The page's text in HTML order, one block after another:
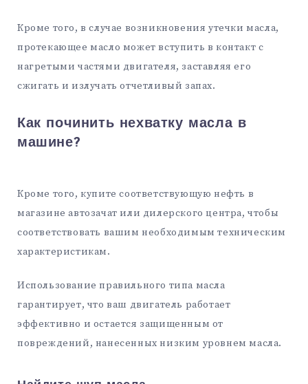
Кроме того, в случае возникновения утечки масла,
протекающее масло может вступить в контакт с
нагретыми частями двигателя, заставляя его
сжигать и излучать отчетливый запах.
Как починить нехватку масла в
машине?
Кроме того, купите соответствующую нефть в
магазине автозачат или дилерского центра, чтобы
соответствовать вашим необходимым техническим
характеристикам.
Использование правильного типа масла
гарантирует, что ваш двигатель работает
эффективно и остается защищенным от
повреждений, нанесенных низким уровнем масла.